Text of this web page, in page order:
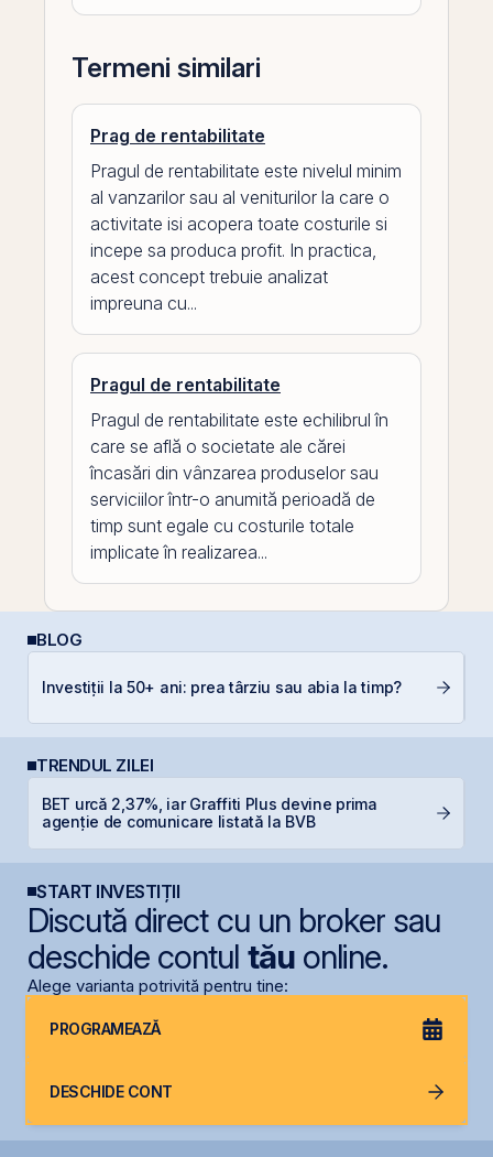
Termeni similari
Prag de rentabilitate
Pragul de rentabilitate este nivelul minim
al vanzarilor sau al veniturilor la care o
activitate isi acopera toate costurile si
incepe sa produca profit. In practica,
acest concept trebuie analizat
impreuna cu...
Pragul de rentabilitate
Pragul de rentabilitate este echilibrul în
care se află o societate ale cărei
încasări din vânzarea produselor sau
serviciilor într-o anumită perioadă de
timp sunt egale cu costurile totale
implicate în realizarea...
BLOG
Investiții la 50+ ani: prea târziu sau abia la timp?
TRENDUL ZILEI
BET urcă 2,37%, iar Graffiti Plus devine prima
agenție de comunicare listată la BVB
START INVESTIȚII
Discută direct cu un broker sau
deschide contul tăuonline.
Alege varianta potrivită pentru tine:
PROGRAMEAZĂ
DESCHIDE CONT